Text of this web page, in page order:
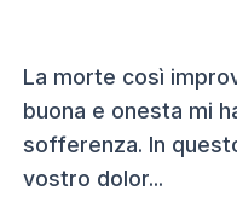
La morte così
buona e onesta mi
sofferenza. In
vostro dolor...